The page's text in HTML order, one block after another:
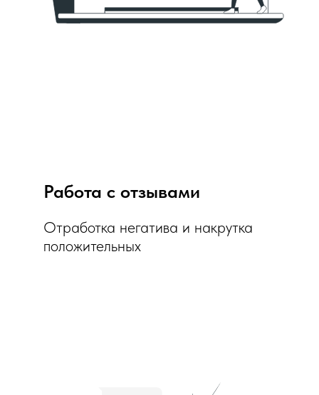
Работа с отзывами
Отработка негатива и накрутка
положительных